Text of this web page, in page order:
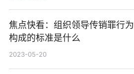
焦点快看：组织领导传销罪行为
构成的标准是什么
2023-05-20